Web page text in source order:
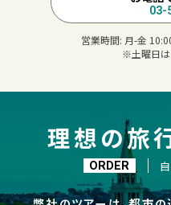
03-
営業時間: 月-金
※土曜日は
理想の旅
ORDER